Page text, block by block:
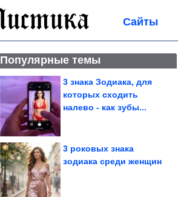
Сайты
Популярные темы
3 знака Зодиака, для
которых сходить
налево - как зубы...
3 роковых знака
зодиака среди женщин